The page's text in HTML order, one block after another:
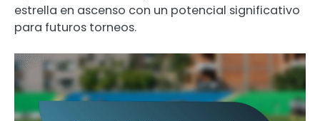
estrella en ascenso con un potencial significativo
para futuros torneos.